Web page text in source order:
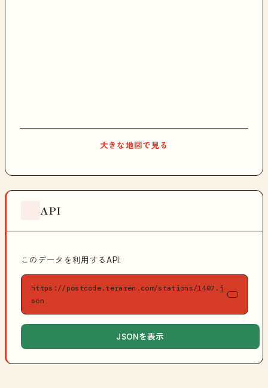
大きな地図で見る
API
このデータを利用するAPI:
https://postcode.teraren.com/stations/1407.j
son
JSONを表示